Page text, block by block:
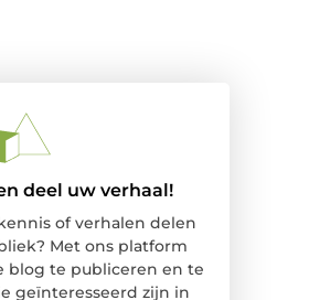
deel uw verhaal!
of verhalen delen
Met ons platform
blog te publiceren en te
geïnteresseerd zijn in